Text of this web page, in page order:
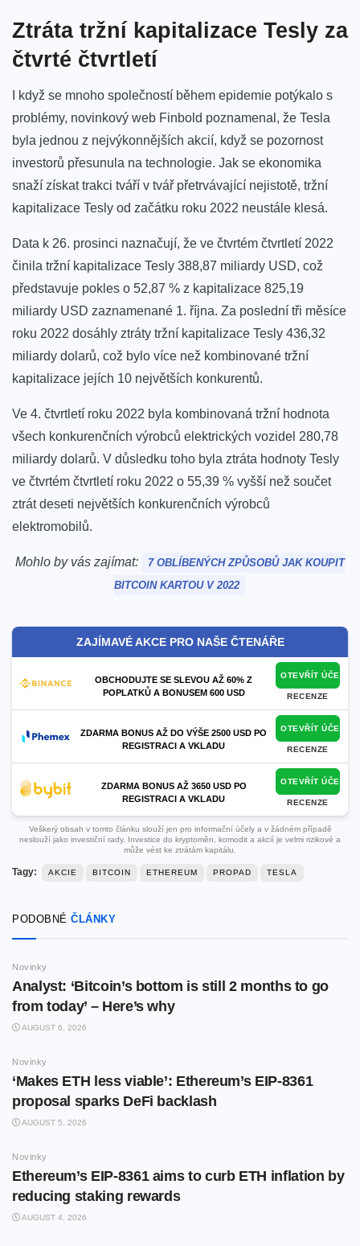
Ztráta tržní kapitalizace Tesly za
čtvrté čtvrtletí
I když se mnoho společností během epidemie potýkalo s
problémy, novinkový web Finbold poznamenal, že Tesla
byla jednou z nejvýkonnějších akcií, když se pozornost
investorů přesunula na technologie. Jak se ekonomika
snaží získat trakci tváří v tvář přetrvávající nejistotě, tržní
kapitalizace Tesly od začátku roku 2022 neustále klesá.
Data k 26. prosinci naznačují, že ve čtvrtém čtvrtletí 2022
činila tržní kapitalizace Tesly 388,87 miliardy USD, což
představuje pokles o 52,87 % z kapitalizace 825,19
miliardy USD zaznamenané 1. října. Za poslední tři měsíce
roku 2022 dosáhly ztráty tržní kapitalizace Tesly 436,32
miliardy dolarů, což bylo více než kombinované tržní
kapitalizace jejích 10 největších konkurentů.
Ve 4. čtvrtletí roku 2022 byla kombinovaná tržní hodnota
všech konkurenčních výrobců elektrických vozidel 280,78
miliardy dolarů. V důsledku toho byla ztráta hodnoty Tesly
ve čtvrtém čtvrtletí roku 2022 o 55,39 % vyšší než součet
ztrát deseti největších konkurenčních výrobců
elektromobilů.
Mohlo by vás zajímat:
7 OBLÍBENÝCH ZPŮSOBŮ JAK KOUPIT
BITCOIN KARTOU V 2022
ZAJÍMAVÉ AKCE PRO NAŠE ČTENÁŘE
OBCHODUJTE SE SLEVOU AŽ 60% Z
POPLATKŮ A BONUSEM 600 USD
OTEVŘÍT ÚČET
RECENZE
ZDARMA BONUS AŽ DO VÝŠE 2500 USD PO
REGISTRACI A VKLADU
OTEVŘÍT ÚČET
RECENZE
ZDARMA BONUS AŽ 3650 USD PO
REGISTRACI A VKLADU
OTEVŘÍT ÚČET
RECENZE
Veškerý obsah v tomto článku slouží jen pro informační účely a v žádném případě
neslouží jako investiční rady. Investice do kryptoměn, komodit a akcií je velmi rizikové a
může vést ke ztrátám kapitálu.
Tagy: AKCIE BITCOIN ETHEREUM PROPAD TESLA
PODOBNÉ ČLÁNKY
Novinky
Analyst: ‘Bitcoin’s bottom is still 2 months to go
from today’ – Here’s why
AUGUST 6, 2026
Novinky
‘Makes ETH less viable’: Ethereum’s EIP-8361
proposal sparks DeFi backlash
AUGUST 5, 2026
Novinky
Ethereum’s EIP-8361 aims to curb ETH inflation by
reducing staking rewards
AUGUST 4, 2026